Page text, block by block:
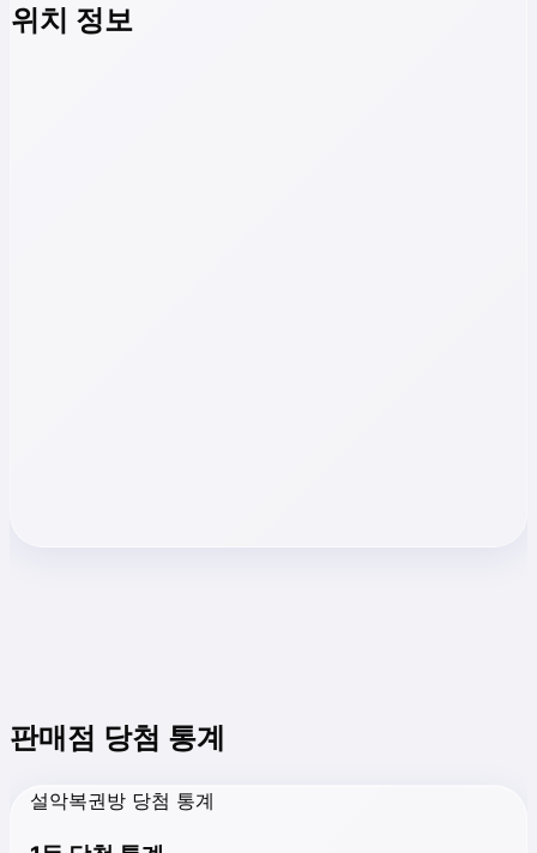
위치 정보
판매점 당첨 통계
설악복권방 당첨 통계